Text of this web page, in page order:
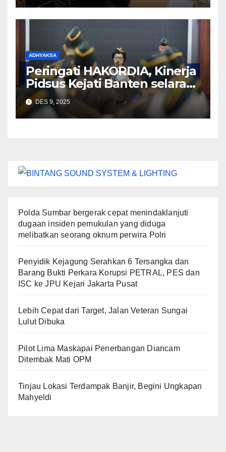
ADHYAKSA
Peringati HAKORDIA, Kinerja
Pidsus Kejati Banten selaras
dengan amanat Jaksa Agung
DES 9, 2025
Polda Sumbar bergerak cepat menindaklanjuti
dugaan insiden pemukulan yang diduga
melibatkan seorang oknum perwira Polri
Penyidik Kejagung Serahkan 6 Tersangka dan
Barang Bukti Perkara Korupsi PETRAL, PES dan
ISC ke JPU Kejari Jakarta Pusat
Lebih Cepat dari Target, Jalan Veteran Sungai
Lulut Dibuka
Pilot Lima Maskapai Penerbangan Diancam
Ditembak Mati OPM
Tinjau Lokasi Terdampak Banjir, Begini Ungkapan
Mahyeldi